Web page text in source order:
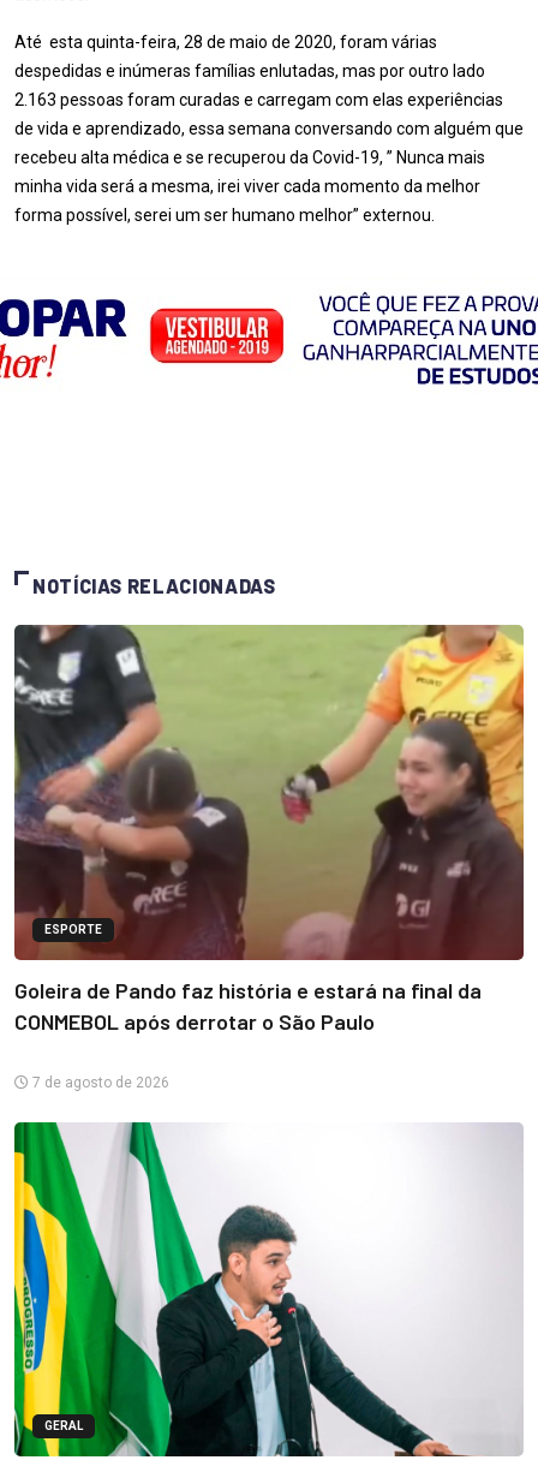
Até esta quinta-feira, 28 de maio de 2020, foram várias
despedidas e inúmeras famílias enlutadas, mas por outro lado
2.163 pessoas foram curadas e carregam com elas experiências
de vida e aprendizado, essa semana conversando com alguém que
recebeu alta médica e se recuperou da Covid-19, ” Nunca mais
minha vida será a mesma, irei viver cada momento da melhor
forma possível, serei um ser humano melhor” externou.
NOTÍCIAS RELACIONADAS
ESPORTE
Goleira de Pando faz história e estará na final da
CONMEBOL após derrotar o São Paulo
7 de agosto de 2026
GERAL